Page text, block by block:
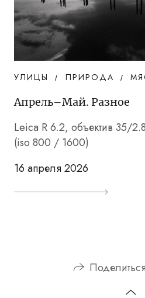
УЛИЦЫ ПРИРОДА
Апрель–Май. Разное
Leica R 6.2, объектив 35/
(iso 800 / 1600)
16 апреля 2026